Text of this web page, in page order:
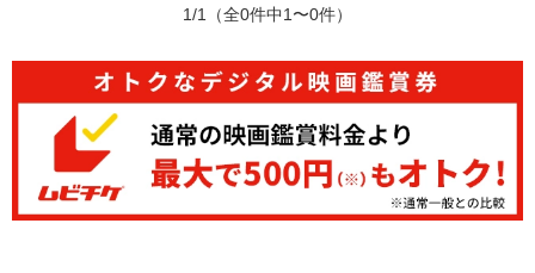
1/1 （全0件中1〜0件）